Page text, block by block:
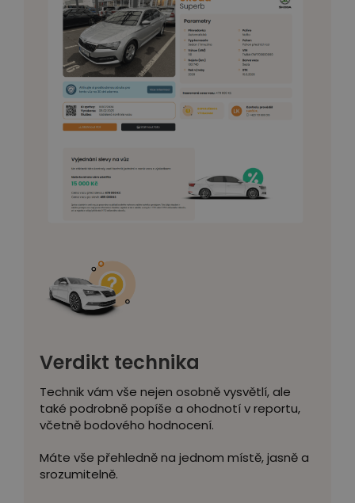
Verdikt technika
Technik vám vše nejen osobně vysvětlí, ale
také podrobně popíše a ohodnotí v reportu,
včetně bodového hodnocení.
Máte vše přehledně na jednom místě, jasně a
srozumitelně.